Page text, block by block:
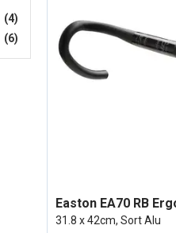
(4)
(6)
31.8 x 42cm, Sort Alu